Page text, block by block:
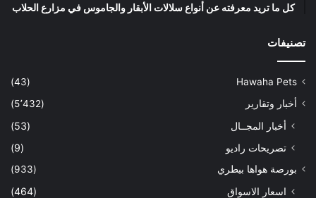
كل ما تريد معرفته عن أنواع سلالات الأبقار والجاموس في مزارع الحلاب
تصنيفات
Hawaha Pets
(43)
أخبار وتقارير
(5٬432)
أخبار المجــال
(53)
تصريحات راديو
(9)
بورصة هواها بيطري (933)
اسعار الاسواق
(464)